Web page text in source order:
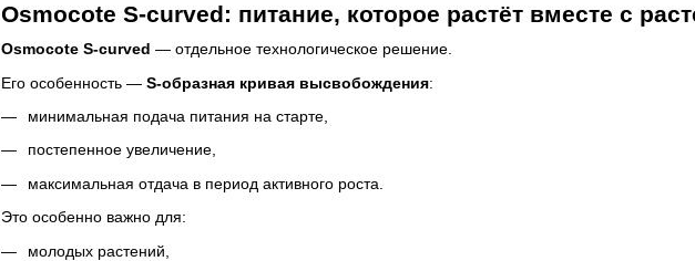
Osmocote S-curved: питание, которое растёт вместе с
Osmocote S-curved — отдельное технологическое решение.
Его особенность — S-образная кривая высвобождения:
минимальная подача питания на старте,
постепенное увеличение,
максимальная отдача в период активного роста.
Это особенно важно для:
молодых растений,